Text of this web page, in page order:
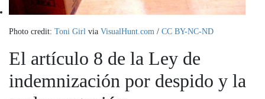
Photo credit: Toni Girl via VisualHunt.com / CC BY-NC-ND
El artículo 8 de la Ley de
indemnización por despido y la